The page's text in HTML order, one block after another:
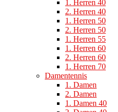
1. Herren 40
2. Herren 40
1. Herren 50
2. Herren 50
1. Herren 55
1. Herren 60
2. Herren 60
1. Herren 70
Damentennis
1. Damen
2. Damen
1. Damen 40